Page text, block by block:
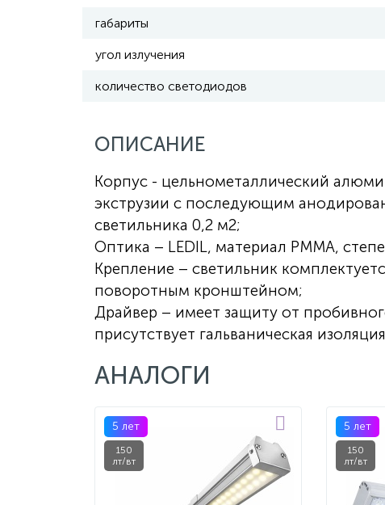
габариты
угол излучения
количество светодиодов
ОПИСАНИЕ
Корпус - цельнометаллический
экструзии с последующим
светильника 0,2 м2;
Оптика – LEDIL, материал PMMA,
Крепление – светильник
поворотным кронштейном;
Драйвер – имеет защиту от
присутствует гальваническая
АНАЛОГИ
5 лет
150
лт/вт
5 лет
150
лт/вт